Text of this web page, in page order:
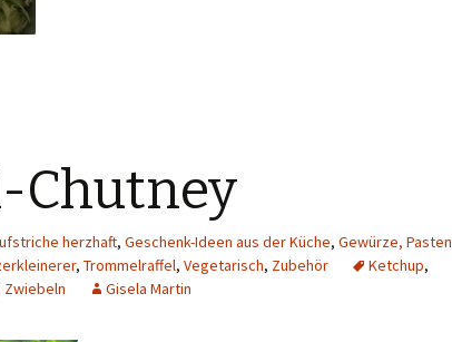
Chutney
herzhaft, Geschenk-Ideen aus der Küche, Gewürze, Pasten
, Trommelraffel, Vegetarisch, Zubehör Ketchup,
Zwiebeln Gisela Martin